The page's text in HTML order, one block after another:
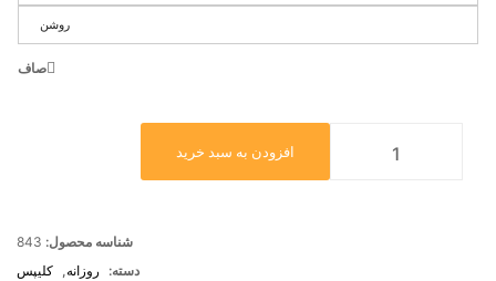
روشن
صاف
افزودن به سبد خرید
شناسه محصول: 843
دسته:
روزانه, کلیپس